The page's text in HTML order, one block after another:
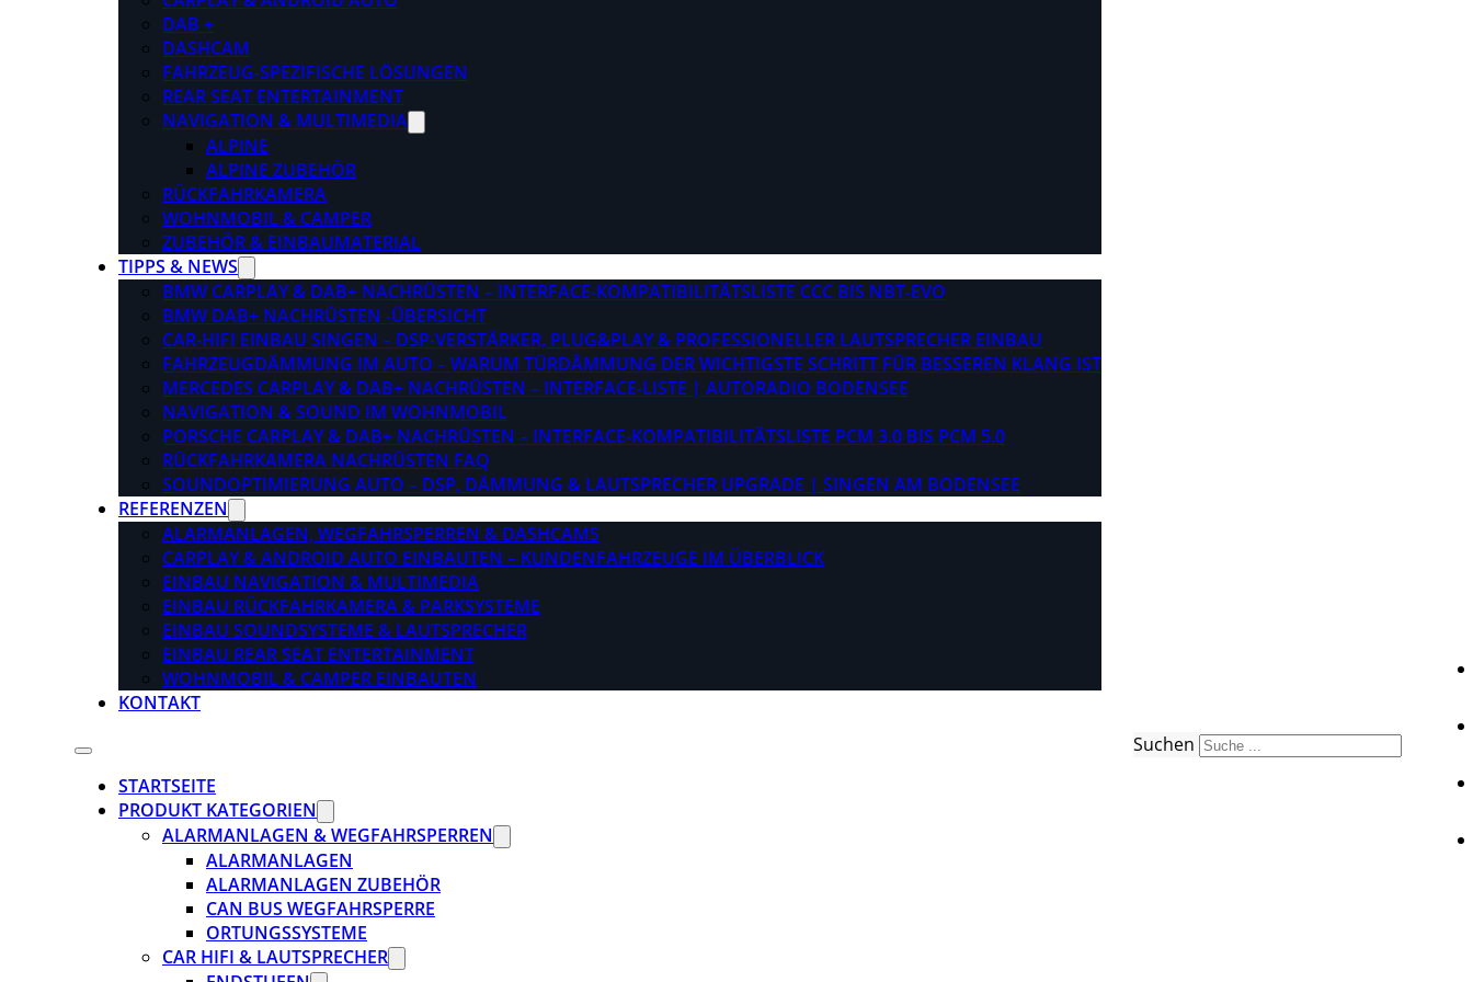
DAB +
DASHCAM
FAHRZEUG-SPEZIFISCHE LÖSUNGEN
REAR SEAT ENTERTAINMENT
NAVIGATION & MULTIMEDIA
ALPINE
ALPINE ZUBEHÖR
RÜCKFAHRKAMERA
WOHNMOBIL & CAMPER
ZUBEHÖR & EINBAUMATERIAL
TIPPS & NEWS
BMW CARPLAY & DAB+ NACHRÜSTEN – INTERFACE-KOMPATIBILITÄTSLISTE CCC BIS NBT-EVO
BMW DAB+ NACHRÜSTEN -ÜBERSICHT
CAR-HIFI EINBAU SINGEN – DSP-VERSTÄRKER, PLUG&PLAY & PROFESSIONELLER LAUTSPRECHER EINBAU
FAHRZEUGDÄMMUNG IM AUTO – WARUM TÜRDÄMMUNG DER WICHTIGSTE SCHRITT FÜR BESSEREN KLANG IST
MERCEDES CARPLAY & DAB+ NACHRÜSTEN – INTERFACE-LISTE | AUTORADIO BODENSEE
NAVIGATION & SOUND IM WOHNMOBIL
PORSCHE CARPLAY & DAB+ NACHRÜSTEN – INTERFACE-KOMPATIBILITÄTSLISTE PCM 3.0 BIS PCM 5.0
RÜCKFAHRKAMERA NACHRÜSTEN FAQ
SOUNDOPTIMIERUNG AUTO – DSP, DÄMMUNG & LAUTSPRECHER UPGRADE | SINGEN AM BODENSEE
REFERENZEN
ALARMANLAGEN, WEGFAHRSPERREN & DASHCAMS
CARPLAY & ANDROID AUTO EINBAUTEN – KUNDENFAHRZEUGE IM ÜBERBLICK
EINBAU NAVIGATION & MULTIMEDIA
EINBAU RÜCKFAHRKAMERA & PARKSYSTEME
EINBAU SOUNDSYSTEME & LAUTSPRECHER
EINBAU REAR SEAT ENTERTAINMENT
WOHNMOBIL & CAMPER EINBAUTEN
KONTAKT
STARTSEITE
PRODUKT KATEGORIEN
ALARMANLAGEN & WEGFAHRSPERREN
ALARMANLAGEN
ALARMANLAGEN ZUBEHÖR
CAN BUS WEGFAHRSPERRE
ORTUNGSSYSTEME
CAR HIFI & LAUTSPRECHER
Suchen